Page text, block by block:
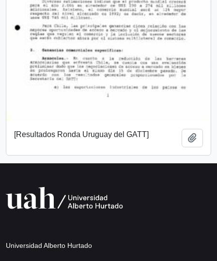
[Resultados Ronda Uruguay del GATT]
Universidad Alberto Hurtado